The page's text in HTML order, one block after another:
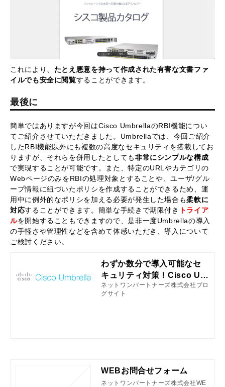
これにより、 たとえ悪意を持って作成された有害な文書ファ
イルでも安全に閲覧することができます。
最後に
簡単ではありますが今回はCisco UmbrellaのRBI機能につい
てご紹介させていただきました。Umbrellaでは、今回ご紹介
したRBI機能以外にも複数の高度なセキュリティを搭載してお
りますが、それらを併用したとしても非常にシンプルな構成
で実現することが可能です。また、特定のURLやカテゴリの
WebページのみをRBIの処理対象とすることや、ユーザ/グル
ープ情報に紐づいたポリシを作成することができるため、運
用中に例外的なポリシを加える必要が発生した場合も柔軟に
対応することができます。簡単な手続きで期限付き トライア
ルを開始することもできますので、是非一度Umbrellaの導入
の手軽さや管理性などを含めて体感いただき、導入について
ご検討ください。
わずか数分で導入可能なセ
キュリティ対策！Cisco Um
brella
ネットワンパートナーズ株式会社ブロ
グサイト
WEBお問合せフォーム
ネットワンパートナーズ株式会社WE